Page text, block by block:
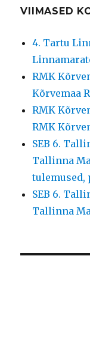
VIIMASED
4. Tartu
RMK
Kõrvemaa
RMK
RMK
SEB 6.
Tallinna
tulemused,
SEB 6.
Tallinna